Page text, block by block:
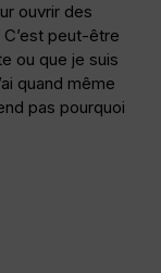
ouvrir des
peut-être
ou que je suis
quand même
pas pourquoi